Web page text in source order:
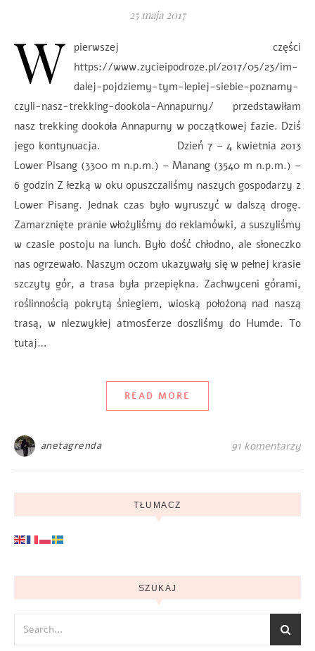
25 maja 2017
W
pierwszej części
https://www.zycieipodroze.pl/2017/05/23/im-
dalej-pojdziemy-tym-lepiej-siebie-poznamy-
czyli-nasz-trekking-dookola-Annapurny/ przedstawiłam
nasz trekking dookoła Annapurny w początkowej fazie. Dziś
jego kontynuacja. Dzień 7 – 4 kwietnia 2013
Lower Pisang (3300 m n.p.m.) – Manang (3540 m n.p.m.) –
6 godzin Z łezką w oku opuszczaliśmy naszych gospodarzy z
Lower Pisang. Jednak czas było wyruszyć w dalszą drogę.
Zamarznięte pranie włożyliśmy do reklamówki, a suszyliśmy
w czasie postoju na lunch. Było dość chłodno, ale słoneczko
nas ogrzewało. Naszym oczom ukazywały się w pełnej krasie
szczyty gór, a trasa była przepiękna. Zachwyceni górami,
roślinnością pokrytą śniegiem, wioską położoną nad naszą
trasą, w niezwykłej atmosferze doszliśmy do Humde. To
tutaj…
READ MORE
anetagrenda 91 komentarzy
TŁUMACZ
SZUKAJ